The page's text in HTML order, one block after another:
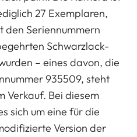
27 Exemplaren,
den Seriennummern
Schwarzlack-
– eines davon, die
935509, steht
Verkauf. Bei diesem
sich um eine für die
Version der